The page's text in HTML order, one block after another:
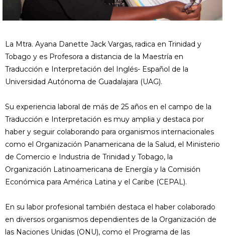
La Mtra. Ayana Danette Jack Vargas, radica en Trinidad y
Tobago y es Profesora a distancia de la Maestría en
Traducción e Interpretación del Inglés- Español de la
Universidad Autónoma de Guadalajara (UAG).
Su experiencia laboral de más de 25 años en el campo de la
Traducción e Interpretación es muy amplia y destaca por
haber y seguir colaborando para organismos internacionales
como el Organización Panamericana de la Salud, el Ministerio
de Comercio e Industria de Trinidad y Tobago, la
Organización Latinoamericana de Energía y la Comisión
Económica para América Latina y el Caribe (CEPAL).
En su labor profesional también destaca el haber colaborado
en diversos organismos dependientes de la Organización de
las Naciones Unidas (ONU), como el Programa de las